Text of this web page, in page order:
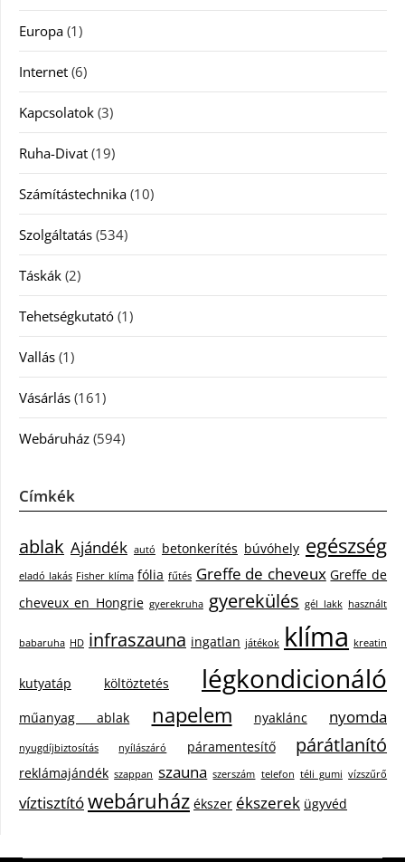
Europa (1)
Internet (6)
Kapcsolatok (3)
Ruha-Divat (19)
Számítástechnika (10)
Szolgáltatás (534)
Táskák (2)
Tehetségkutató (1)
Vallás (1)
Vásárlás (161)
Webáruház (594)
Címkék
ablak Ajándék autó betonkerítés búvóhely egészség
eladó lakás Fisher klíma fólia fűtés Greffe de cheveux Greffe de
cheveux en Hongrie gyerekruha gyerekülés gél lakk használt
babaruha HD infraszauna ingatlan játékok klíma kreatin
kutyatáp költöztetés légkondicionáló
műanyag ablak napelem nyaklánc nyomda
nyugdíjbiztosítás nyílászáró páramentesítő párátlanító
reklámajándék szappan szauna szerszám telefon téli gumi vízszűrő
víztisztítówebáruház ékszer ékszerek ügyvéd